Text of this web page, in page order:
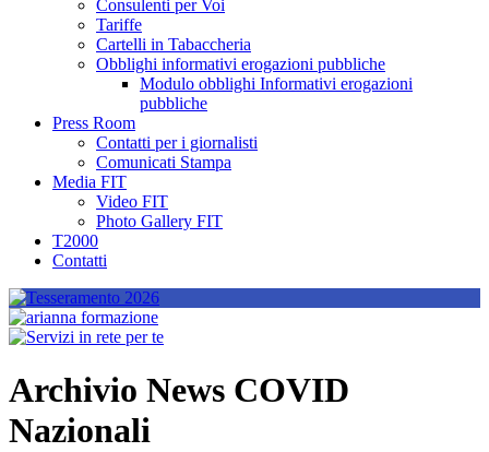
Consulenti per Voi
Tariffe
Cartelli in Tabaccheria
Obblighi informativi erogazioni pubbliche
Modulo obblighi Informativi erogazioni
pubbliche
Press Room
Contatti per i giornalisti
Comunicati Stampa
Media FIT
Video FIT
Photo Gallery FIT
T2000
Contatti
Archivio News COVID
Nazionali